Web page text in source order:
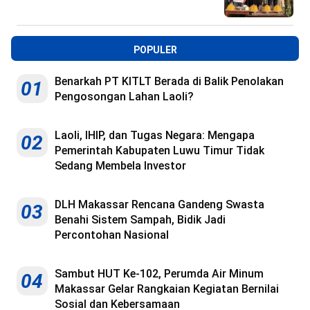
POPULER
01
Benarkah PT KITLT Berada di Balik Penolakan
Pengosongan Lahan Laoli?
02
Laoli, IHIP, dan Tugas Negara: Mengapa
Pemerintah Kabupaten Luwu Timur Tidak
Sedang Membela Investor
03
DLH Makassar Rencana Gandeng Swasta
Benahi Sistem Sampah, Bidik Jadi
Percontohan Nasional
04
Sambut HUT Ke-102, Perumda Air Minum
Makassar Gelar Rangkaian Kegiatan Bernilai
Sosial dan Kebersamaan